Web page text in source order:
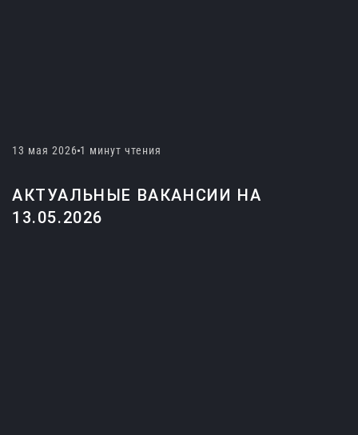
13 мая 2026 1 минут чтения
АКТУАЛЬНЫЕ ВАКАНСИИ НА
13.05.2026